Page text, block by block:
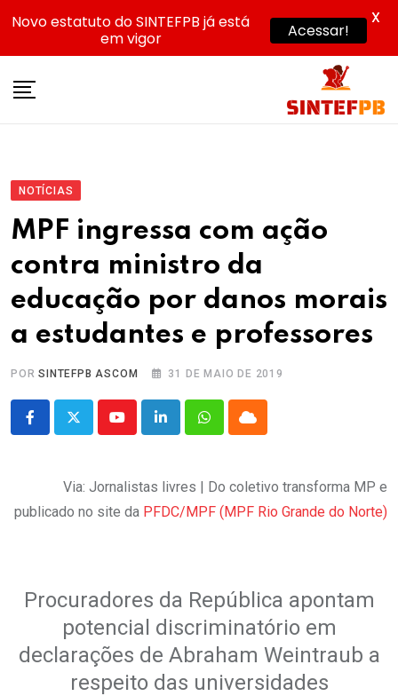
NOTÍCIAS
MPF ingressa com ação
contra ministro da
educação por danos morais
a estudantes e professores
PORSINTEFPB ASCOM 31 DE MAIO DE 2019
YoutubeLinkedInWhatsappCloud
Via: Jornalistas livres | Do coletivo transforma MP e
publicado no site da PFDC/MPF (MPF Rio Grande do Norte)
Procuradores da República apontam
potencial discriminatório em
declarações de Abraham Weintraub a
respeito das universidades
Novo estatuto do SINTEFPB já está
em vigor
Acessar!
X